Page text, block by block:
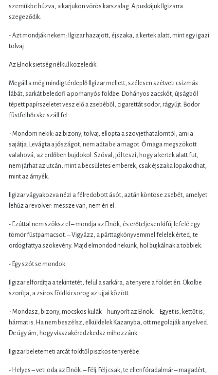
szemükbe húzva, a karjukon vörös karszalag. A puskájuk Ilgizarra
szegeződik.
- Azt mondják nekem: Ilgizar hazajött, éjszaka, a kertek alatt, mint egy igazi
tolvaj.
Az Elnök sietség nélkül közeledik.
Megáll a még mindig térdeplő Ilgizar mellett, szélesen szétveti csizmás
lábát, sarkát beledöfi a porhanyós földbe. Dohányos zacskót, újságból
tépett papírszeletet vesz elő a zsebéből, cigarettát sodor, rágyújt. Bodor
füstfelhőcske száll fel.
- Mondom nekik: az bizony, tolvaj, ellopta a szovjethatalomtól, ami a
sajátja. Levágta a jószágot, nem adta be a magot. Ő maga megszökött
valahová, az erdőben bujdokol. Szóval, jól teszi, hogy a kertek alatt fut,
nem járhat az utcán, mint a becsületes emberek, csak éjszaka lopakodhat,
mint az árnyék.
Ilgizar vágyakozva nézi a félredobott ásót, aztán köntöse zsebét, amelyet
lehúz a revolver: messze van, nem éri el.
- Ezúttal nem szöksz el – mondja az Elnök, és erőteljesen kifúj lefelé egy
tömör füstpamacsot. – Vigyázz, a párttagkönyvemmel felelek érted, te
ördögfattya szökevény. Majd elmondod nekünk, hol bujkálnak a többiek.
- Egy szót se mondok.
Ilgizar elfordítja a tekintetét, felül a sarkára, a tenyere a földet éri. Ökölbe
szorítja, a zsíros föld kicsorog az ujjai között.
- Mondasz, bizony, mocskos kulák – hunyorít az Elnök. – Egyet is, kettőt is,
hármat is. Ha nem beszélsz, elküldelek Kazanyba, ott megoldják a nyelved.
De úgy ám, hogy visszakéredzkedsz mihozzánk.
Ilgizar beletemeti arcát földtől piszkos tenyerébe.
- Helyes – veti oda az Elnök. – Félj. Félj csak, te ellenfóradalmár – magadért,